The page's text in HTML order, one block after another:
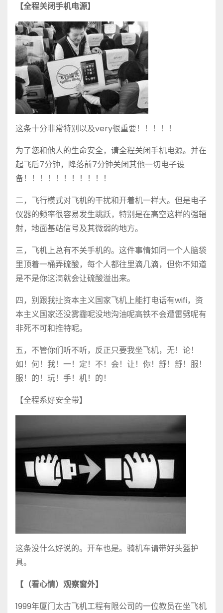
【全程关闭手机电源】
这条十分非常特别以及very很重要！！！！！
为了您和他人的生命安全，请全程关闭手机电源。并在
起飞后7分钟，降落前7分钟关闭其他一切电子设
备！！！！！！！！！！！
二，飞行模式对飞机的干扰和开着机一样大。但是电子
仪器的频率很容易发生跳跃，特别是在高空这样的强辐
射，地面基站信号及其微弱的地方。
三，飞机上总有不关手机的。这件事情如同一个人脑袋
里顶着一桶弄硫酸，每个人都往里滴几滴，但你不知道
是不是你这滴就会让硫酸溢出来。
四，别跟我扯资本主义国家飞机上能打电话有wifi，资
本主义国家还没雾霾呢没地沟油呢高铁不会遭雷劈呢有
非死不可和推特呢。
五，不管你们听不听，反正只要我坐飞机，无！论！
如！何！我！一！定！不！会！让！你！舒！舒！服！
服！的！玩！手！机！的！
【全程系好安全带】
这条没什么好说的。开车也是。骑机车请带好头盔护
具。
【（看心情）观察窗外】
1999年厦门太古飞机工程有限公司的一位教员在坐飞机